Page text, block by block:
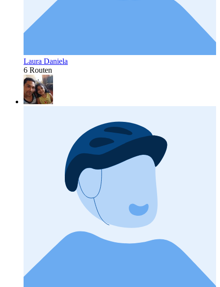
Laura Daniela
6 Routen